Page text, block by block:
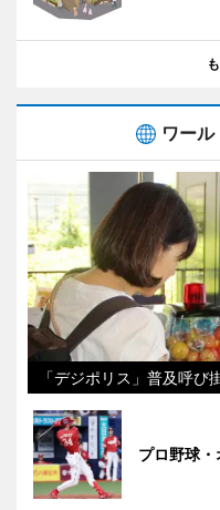
ワー
「デジポリス」普及呼び
プロ野球